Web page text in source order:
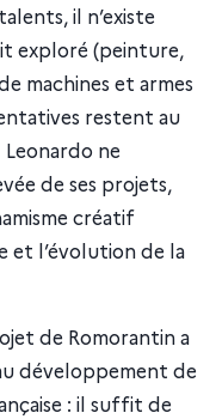
il n’existe
exploré (peinture,
machines et armes
restent au
ne
de ses projets,
créatif
et l’évolution de la
de Romorantin a
développement de
: il suffit de